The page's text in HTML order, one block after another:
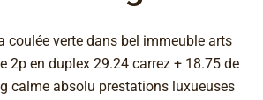
coulée verte dans bel immeuble arts
2p en duplex 29.24 carrez + 18.75 de
calme absolu prestations luxueuses